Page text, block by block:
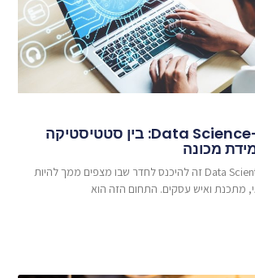
ראיון עבודה ב-Data Science: בין סטטיסטיקה
מכונה
להתראיין לתפקיד Data Scientist זה להיכנס לחדר שבו מצפים ממך להיות
מתכנת ואיש עסקים. התחום הזה הוא